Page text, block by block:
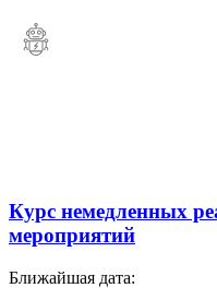
Курс немедленных
мероприятий
Ближайшая дата: